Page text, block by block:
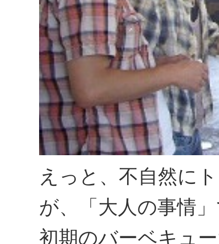
えっと、不自然に
が、「大人の事情
初期のバーベキュ